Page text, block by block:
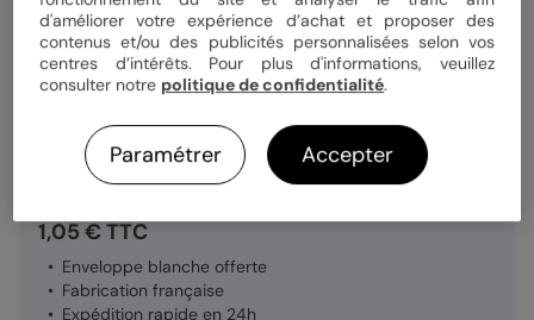
Papier Papier Satiné
Quantité Échantillon personnalisé
1,05 € TTC
Enveloppe blanche offerte
Fabrication française
Expédition rapide en 24h
d'améliorer votre expérience d’achat et proposer des
contenus et/ou des publicités personnalisées selon vos
centres d’intérêts. Pour plus d'informations, veuillez
consulter notre politique de confidentialité.
Paramétrer Accepter